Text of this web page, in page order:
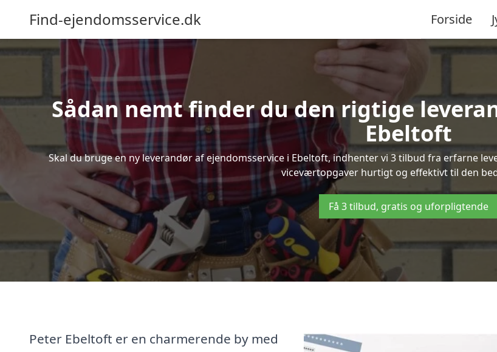
Find-ejendomsservice.dk Forside
Sådan nemt finder du den rigtige
Ebeltoft
Skal du bruge en ny leverandør af ejendomsservice i Ebeltoft, indhenter vi 3 tilbud fra erfarne
viceværtopgaver hurtigt og effektivt til den
Få 3 tilbud, gratis og uforpligtende
Peter Ebeltoft er en charmerende by med